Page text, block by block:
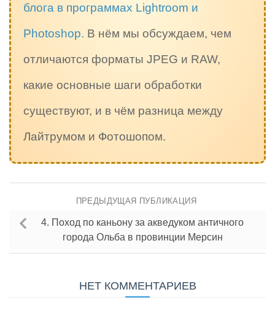
блога в программах Lightroom и
Photoshop. В нём мы обсуждаем, чем
отличаются форматы JPEG и RAW,
какие основные шаги обработки
существуют, и в чём разница между
Лайтрумом и Фотошопом.
ПРЕДЫДУЩАЯ ПУБЛИКАЦИЯ
4. Поход по каньону за акведуком античного
города Ольба в провинции Мерсин
НЕТ КОММЕНТАРИЕВ